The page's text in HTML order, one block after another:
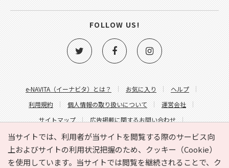
当サイトでは、利用者が当サイトを閲覧する際のサービス向
上およびサイトの利用状況把握のため、クッキー（Cookie）
を使用しています。当サイトでは閲覧を継続されることで、ク
e-NAVITA（イーナビタ）とは？ お気に入り
ヘルプ
利用規約
個人情報の取り扱いについて
運営会社
サイトマップ
広告掲載に関するお問い合わせ
サイトの内容に関するお問い合わせ
FOLLOW US!